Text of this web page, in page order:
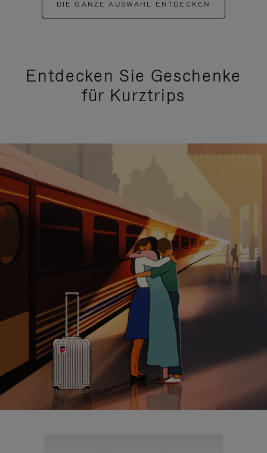
DIE GANZE AUSWAHL ENTDECKEN
Entdecken Sie Geschenke
für Kurztrips